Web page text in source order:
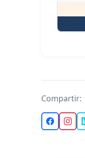
Compartir: